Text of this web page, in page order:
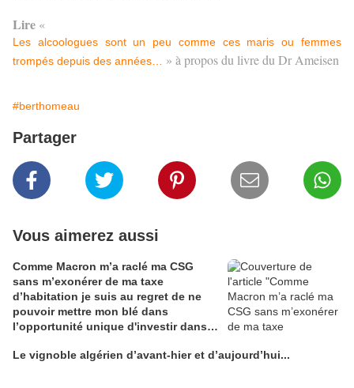
Lire «
Les alcoologues sont un peu comme ces maris ou femmes
trompés depuis des années…
» à propos du livre du Dr Ameisen
#berthomeau
Partager
Vous aimerez aussi
Comme Macron m’a raclé ma CSG
sans m’exonérer de ma taxe
d’habitation je suis au regret de ne
pouvoir mettre mon blé dans
l’opportunité unique d'investir dans
Alain Edouard
Le vignoble algérien d’avant-hier et d’aujourd’hui...